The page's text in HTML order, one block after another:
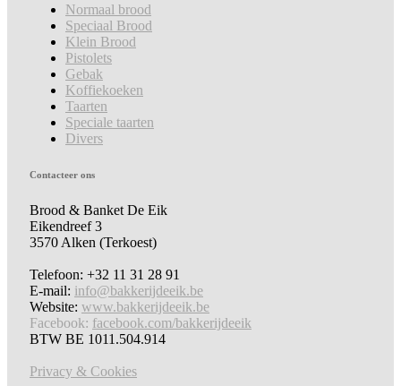
Normaal brood
Speciaal Brood
Klein Brood
Pistolets
Gebak
Koffiekoeken
Taarten
Speciale taarten
Divers
Contacteer ons
Brood & Banket De Eik
Eikendreef 3
3570 Alken (Terkoest)
Telefoon: +32 11 31 28 91
E-mail: info@bakkerijdeeik.be
Website: www.bakkerijdeeik.be
Facebook: facebook.com/bakkerijdeeik
BTW BE 1011.504.914
Privacy & Cookies